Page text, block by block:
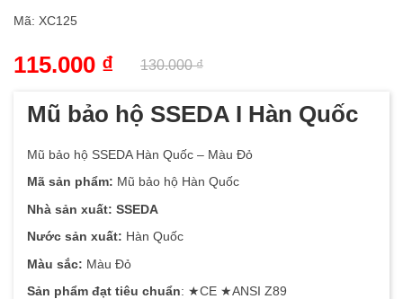
Mã: XC125
130.000₫
115.000 ₫
Mũ bảo hộ SSEDA I Hàn Quốc
Mũ bảo hộ SSEDA Hàn Quốc – Màu Đỏ
Mã sản phẩm: Mũ bảo hộ Hàn Quốc
Nhà sản xuất: SSEDA
Nước sản xuất: Hàn Quốc
Màu sắc: Màu Đỏ
Sản phẩm đạt tiêu chuẩn: ★CE ★ANSI Z89